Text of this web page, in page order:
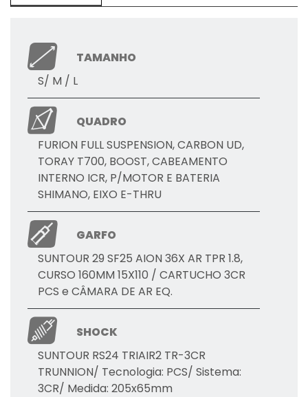
TAMANHO
S/ M / L
QUADRO
FURION FULL SUSPENSION, CARBON UD,
TORAY T700, BOOST, CABEAMENTO
INTERNO ICR, P/MOTOR E BATERIA
SHIMANO, EIXO E-THRU
GARFO
SUNTOUR 29 SF25 AION 36X AR TPR 1.8,
CURSO 160MM 15X110 / CARTUCHO 3CR
PCS e CÂMARA DE AR EQ. ​
SHOCK
SUNTOUR RS24 TRIAIR2 TR-3CR
TRUNNION/ Tecnologia: PCS​/ Sistema:
3CR​/ Medida: 205x65mm